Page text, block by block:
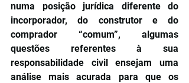
numa posição jurídica diferente do
incorporador, do construtor e do
comprador “comum”, algumas
questões referentes à sua
responsabilidade civil ensejam uma
análise mais acurada para que os